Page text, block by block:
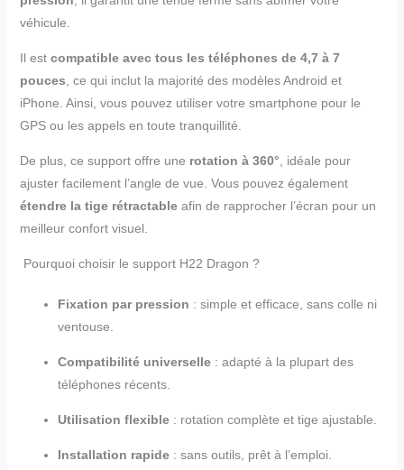
véhicule.
Il est compatible avec tous les téléphones de 4,7 à 7
pouces , ce qui inclut la majorité des modèles Android et
iPhone. Ainsi, vous pouvez utiliser votre smartphone pour le
GPS ou les appels en toute tranquillité.
De plus, ce support offre une rotation à 360° , idéale pour
ajuster facilement l’angle de vue. Vous pouvez également
étendre la tige rétractableafin de rapprocher l’écran pour un
meilleur confort visuel.
Pourquoi choisir le support H22 Dragon ?
Fixation par pression : simple et efficace, sans colle ni
ventouse.
Compatibilité universelle: adapté à la plupart des
téléphones récents.
Utilisation flexible: rotation complète et tige ajustable.
Installation rapide: sans outils, prêt à l’emploi.